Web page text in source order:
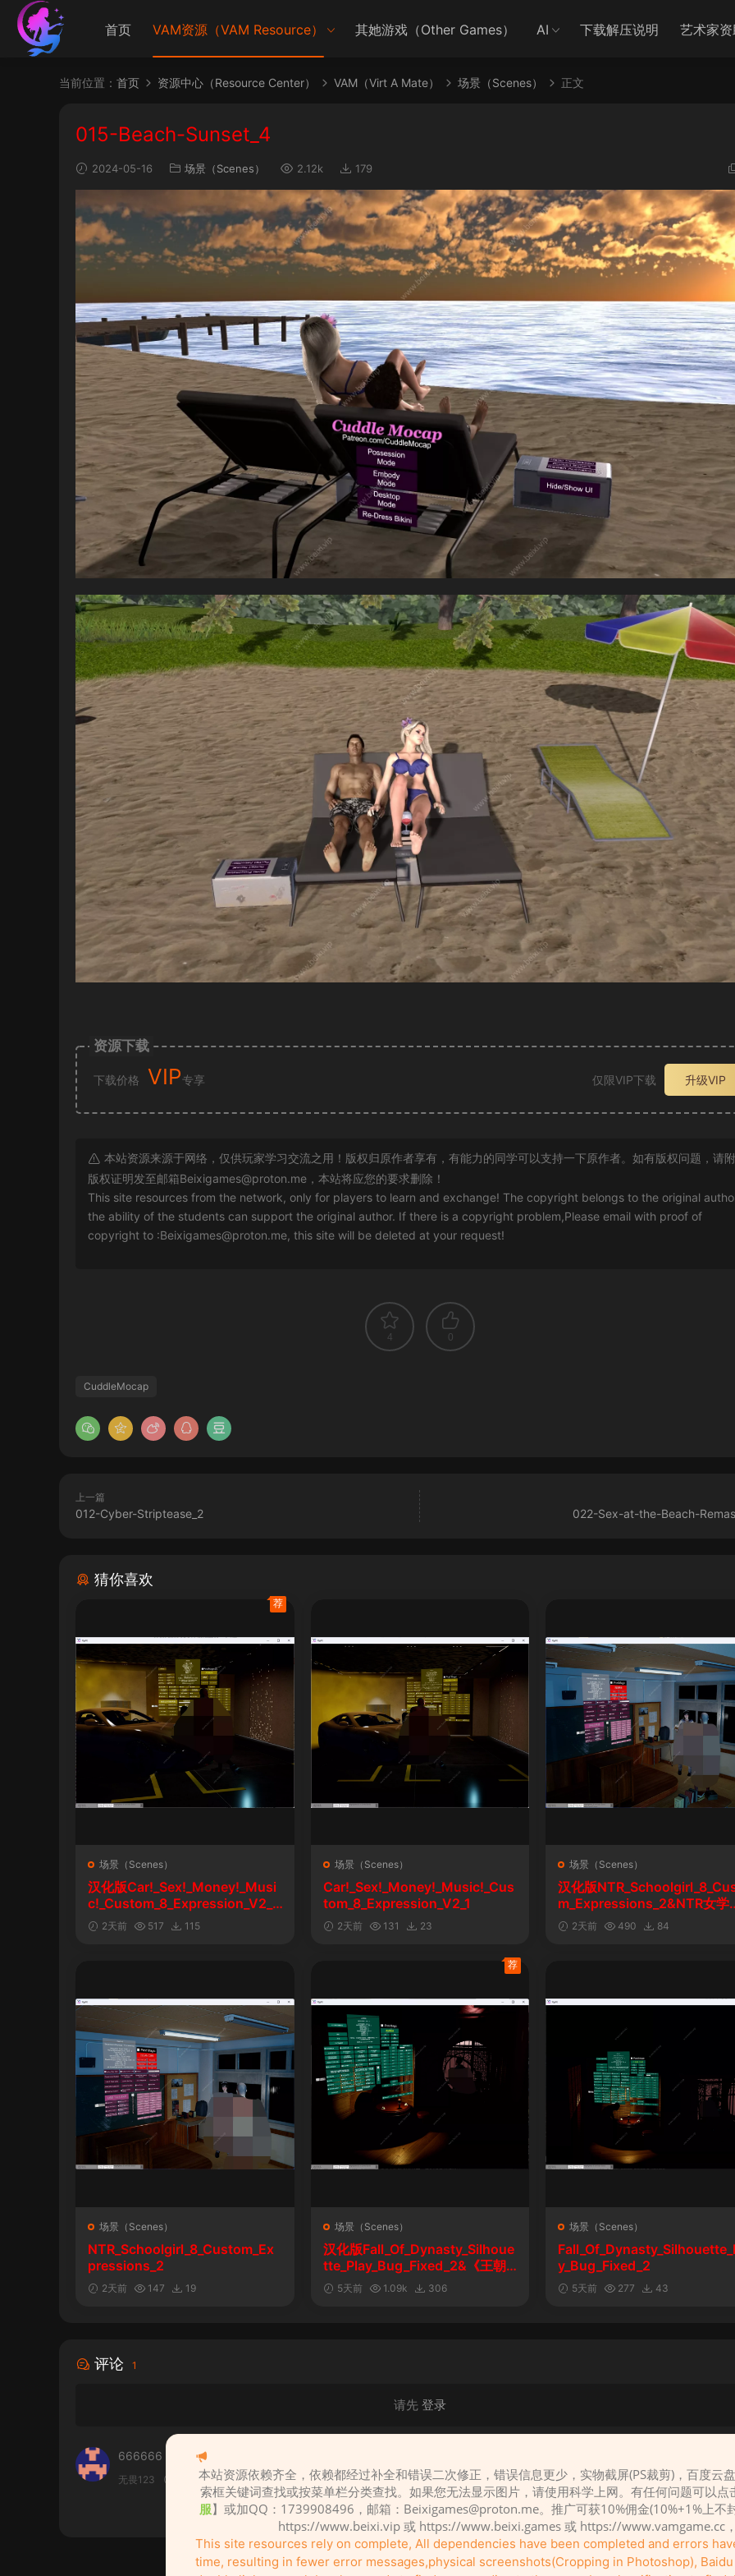
首页 VAM资源（VAM Resource） 其她游戏（Other Games） AI 下载解压说明 艺术家
当前位置： 首页 资源中心（Resource Center） VAM（Virt A Mate） 场景（Scenes） 正文
015-Beach-Sunset_4
2024-05-16 场景（Scenes） 2.12k 179
资源下载
下载价格 VIP专享 仅限VIP下载 升级VIP
本站资源来源于网络，仅供玩家学习交流之用！版权归原作者享有，有能力的同学可以支持一下原作者。如有版权问题，请
版权证明发至邮箱Beixigames@proton.me ，本站将应您的要求删除！
This site resources from the network, only for players to learn and exchange! The copyright belongs to the original
the ability of the students can support the original author. If there is a copyright problem,Please email with proof of
copyright to :Beixigames@proton.me, this site will be deleted at your request!
4 0
CuddleMocap
上一篇
012-Cyber-Striptease_2 022-Sex-at-the-Beach-
猜你喜欢
场景（Scenes）
汉化版Car!_Sex!_Money!_Musi
c!_Custom_8_Expression_V2_1
&车！性！钱！音乐！自定义表情
2天前 517 115
荐
场景（Scenes）
Car!_Sex!_Money!_Music!_Cus
tom_8_Expression_V2_1
2天前 131 23
场景（Scenes）
汉化版
m_Expressions_2&NTR女学
自定义表情
2天前 490 84
场景（Scenes）
NTR_Schoolgirl_8_Custom_Ex
pressions_2
2天前 147 19
场景（Scenes）
汉化版Fall_Of_Dynasty_Silhoue
tte_Play_Bug_Fixed_2&《王朝
陨落》剪影玩法修复版
5天前 1.09k 306
荐
场景（Scenes）
y_Bug_Fixed_2
5天前 277 43
评论 1
请先 登录
666666
无畏123 2024-05-16 0
本站资源依赖齐全，依赖都经过补全和错误二次修正，错误信息更少，实物截屏(PS裁剪)，百度云
索框关键词查找或按菜单栏分类查找。如果您无法显示图片，请使用科学上网。有任何问题可以点
服】或加QQ：1739908496，邮箱： Beixigames@proton.me。推广可获10%佣金(10%+1%上不
https://www.beixi.vip 或 https://www.beixi.games 或 https://www.vamgame.cc，
This site resources rely on complete, All dependencies have been completed and errors
time, resulting in fewer error messages,physical screenshots(Cropping in Photoshop),